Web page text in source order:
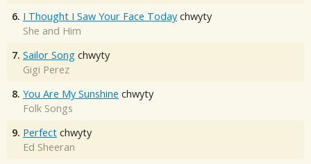
6. I Thought I Saw Your Face Today chwyty
She and Him
7. Sailor Song chwyty
Gigi Perez
8. You Are My Sunshine chwyty
Folk Songs
9. Perfect chwyty
Ed Sheeran